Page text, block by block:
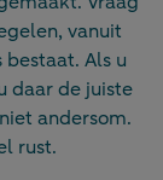
vanuit
Als u
daar de juiste
andersom.
rust.